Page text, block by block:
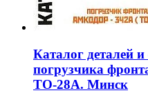
Каталог деталей
погрузчика
ТО-28А. Минск